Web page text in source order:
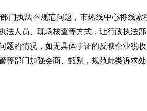
门执法不规范问题，市热线中心将线
法人员、现场核查等方式，让行政执法
题的情况，如无具体事证的反映企业税
等部门加强会商、甄别，规范此类诉求